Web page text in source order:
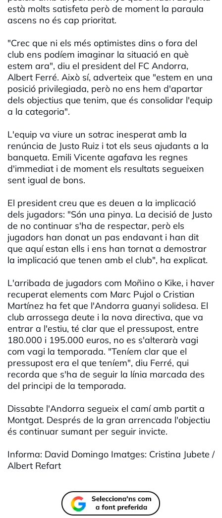
està molts satisfeta però de moment la paraula
ascens no és cap prioritat.
"Crec que ni els més optimistes dins o fora del
club ens podíem imaginar la situació en què
estem ara", diu el president del FC Andorra,
Albert Ferré. Això sí, adverteix que "estem en una
posició privilegiada, però no ens hem d'apartar
dels objectius que tenim, que és consolidar l'equip
a la categoria".
L'equip va viure un sotrac inesperat amb la
renúncia de Justo Ruiz i tot els seus ajudants a la
banqueta. Emili Vicente agafava les regnes
d'immediat i de moment els resultats segueixen
sent igual de bons.
El president creu que es deuen a la implicació
dels jugadors: "Són una pinya. La decisió de Justo
de no continuar s'ha de respectar, però els
jugadors han donat un pas endavant i han dit
que aquí estan ells i ens han tornat a demostrar
la implicació que tenen amb el club", ha explicat.
L'arribada de jugadors com Moñino o Kike, i haver
recuperat elements com Marc Pujol o Cristian
Martínez ha fet que l'Andorra guanyi solidesa. El
club arrossega deute i la nova directiva, que va
entrar a l'estiu, té clar que el pressupost, entre
180.000 i 195.000 euros, no es s'alterarà vagi
com vagi la temporada. "Teníem clar que el
pressupost era el que teníem", diu Ferré, qui
recorda que s'ha de seguir la línia marcada des
del principi de la temporada.
Dissabte l'Andorra segueix el camí amb partit a
Montgat. Després de la gran arrencada l'objectiu
és continuar sumant per seguir invicte.
Informa: David Domingo Imatges: Cristina Jubete /
Albert Refart